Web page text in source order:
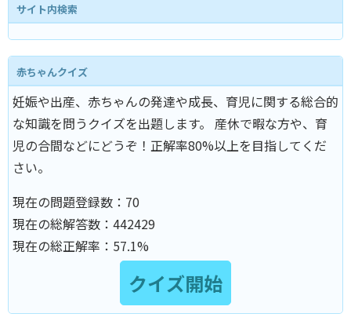
サイト内検索
赤ちゃんクイズ
妊娠や出産、赤ちゃんの発達や成長、育児に関する総合的
な知識を問うクイズを出題します。 産休で暇な方や、育
児の合間などにどうぞ！正解率80%以上を目指してくだ
さい。
現在の問題登録数： 70
現在の総解答数： 442429
現在の総正解率： 57.1%